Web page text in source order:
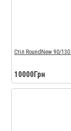
Стіл RoundNew 90/
10000Грн